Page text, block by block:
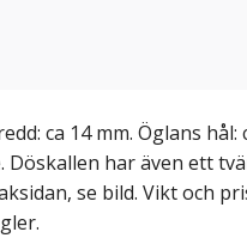
ca 14 mm. Öglans
har även ett
se bild. Vikt och